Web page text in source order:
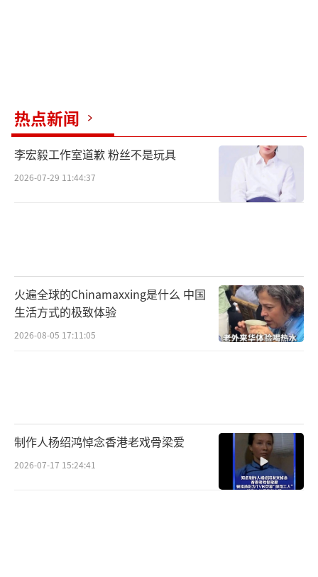
热点新闻
李宏毅工作室道歉 粉丝不是玩具
2026-07-29 11:44:37
火遍全球的Chinamaxxing是什么 中国
生活方式的极致体验
2026-08-05 17:11:05
制作人杨绍鸿悼念香港老戏骨梁爱
2026-07-17 15:24:41